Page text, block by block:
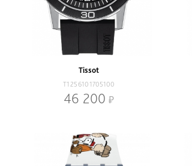
Tissot
T1256101705100
46 200